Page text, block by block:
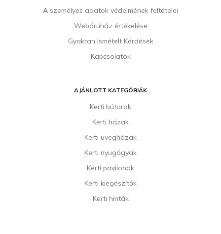
A személyes adatok védelmének feltételei
Webáruház értékelése
Gyakran Ismételt Kérdések
Kapcsolatok
AJÁNLOTT KATEGÓRIÁK
Kerti bútorok
Kerti házak
Kerti üvegházak
Kerti nyugágyak
Kerti pavilonok
Kerti kiegészítők
Kerti hinták